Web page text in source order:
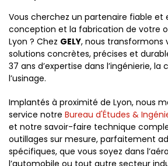
Vous cherchez un partenaire fiable et
conception et la fabrication de votre
Lyon ? Chez GELY, nous transformons
solutions concrètes, précises et
37 ans d’expertise dans l’ingénierie,
l’usinage.
Implantés à proximité de Lyon, nous
service notre Bureau d'Études &
et notre savoir-faire technique
outillages sur mesure, parfaitement
spécifiques, que vous soyez dans
l’automobile ou tout autre secteur